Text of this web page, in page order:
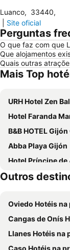
Luanco, 33440,
Site oficial
Perguntas
O que faz com que
Que alojamentos
Quais outras
Mais Top
URH Hotel Zen
Hotel Faranda Marsol Candas,
B&B HOTEL Gijón
Abba Playa Gijón
Hotel Príncipe
Hotel Zentral Gijón
Hotel Castilla
Hotel Asturias
Munna Hotel
Outros
Oviedo Hotéis na
Cangas de Onís
Llanes Hotéis na
Caso Hotéis na